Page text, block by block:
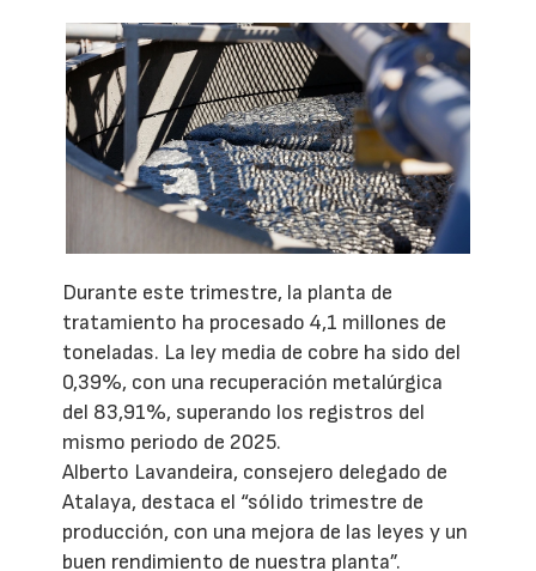
Durante este trimestre, la planta de
tratamiento ha procesado 4,1 millones de
toneladas. La ley media de cobre ha sido del
0,39%, con una recuperación metalúrgica
del 83,91%, superando los registros del
mismo periodo de 2025.
Alberto Lavandeira, consejero delegado de
Atalaya, destaca el “sólido trimestre de
producción, con una mejora de las leyes y un
buen rendimiento de nuestra planta”.